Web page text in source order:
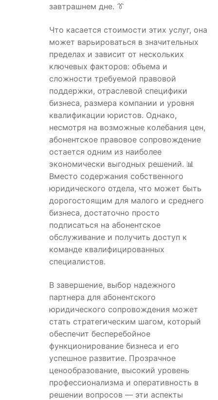
завтрашнем дне. 👔
Что касается стоимости этих услуг, она
может варьироваться в значительных
пределах и зависит от нескольких
ключевых факторов: объема и
сложности требуемой правовой
поддержки, отраслевой специфики
бизнеса, размера компании и уровня
квалификации юристов. Однако,
несмотря на возможные колебания цен,
абонентское правовое сопровождение
остается одним из наиболее
экономически выгодных решений. 📊
Вместо содержания собственного
юридического отдела, что может быть
дорогостоящим для малого и среднего
бизнеса, достаточно просто
подписаться на абонентское
обслуживание и получить доступ к
команде квалифицированных
специалистов.
В завершение, выбор надежного
партнера для абонентского
юридического сопровождения может
стать стратегическим шагом, который
обеспечит бесперебойное
функционирование бизнеса и его
успешное развитие. Прозрачное
ценообразование, высокий уровень
профессионализма и оперативность в
решении вопросов — эти аспекты